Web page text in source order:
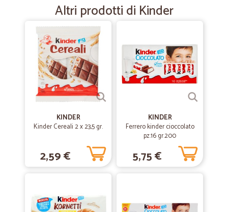
Renato C.
Tutto ok dall'ordine all'arrivo del…
Tutto ok dall'ordine all'arrivo del prodotto
21/08/2020
—Alessandro D.
Tutto ottimo
Tutto ottimo
09/06/2020
Andrea C.
Altri prodotti di Kinder
KINDER
Kinder Cereali 2 x 23,5 gr.
2,59 €
KINDER
Ferrero kinder cioccolato
pz.16 gr.200
5,75 €